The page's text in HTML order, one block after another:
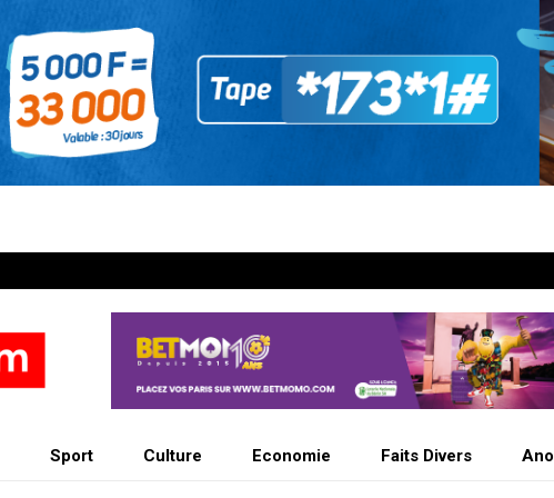
Sport Culture Economie Faits Divers